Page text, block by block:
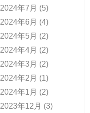
2024年7月 (5)
2024年6月 (4)
2024年5月 (2)
2024年4月 (2)
2024年3月 (2)
2024年2月 (1)
2024年1月 (2)
2023年12月 (3)